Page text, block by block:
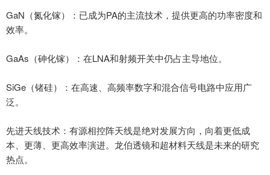
GaN （氮化镓）：已成为PA的主流技术，提供更高的功率密度和
效率。
GaAs （砷化镓）：在LNA和射频开关中仍占主导地位。
SiGe （锗硅）：在高速、高频率数字和混合信号电路中应用广
泛。
先进天线技术：有源相控阵天线是绝对发展方向，向着更低成
本、更薄、更高效率演进。龙伯透镜和超材料天线是未来的研究
热点。